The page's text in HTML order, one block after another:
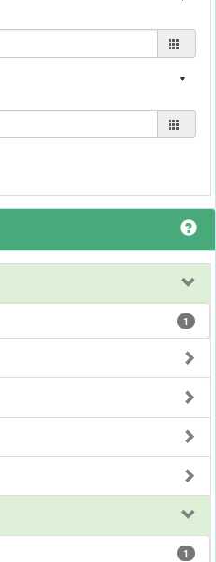
1
1